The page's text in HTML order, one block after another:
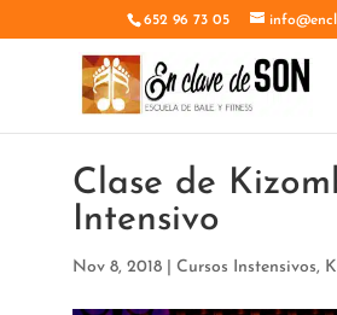
652 96 73 05
Clase de
Intensivo
Nov 8, 2018| Cursos Instensivos,